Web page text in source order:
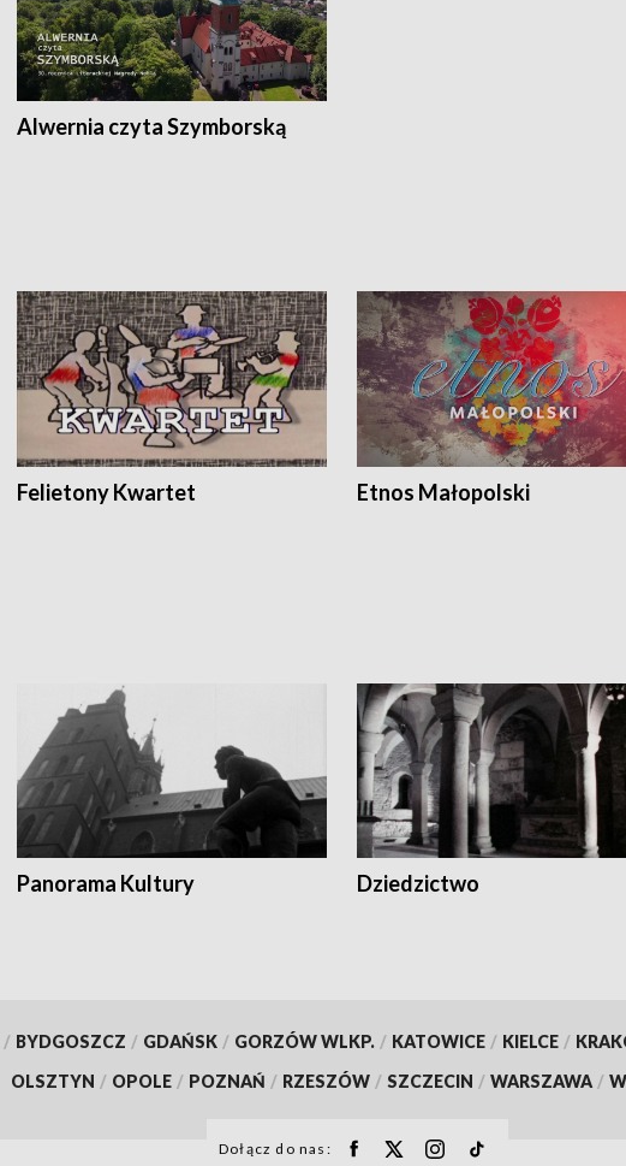
Alwernia czyta Szymborską
Felietony Kwartet Etnos Małopolski
Panorama Kultury Dziedzictwo
/ BYDGOSZCZ / GDAŃSK / GORZÓW WLKP. / KATOWICE / KIELCE /
OLSZTYN / OPOLE / POZNAŃ / RZESZÓW / SZCZECIN / WARSZAWA /
Dołącz do nas: